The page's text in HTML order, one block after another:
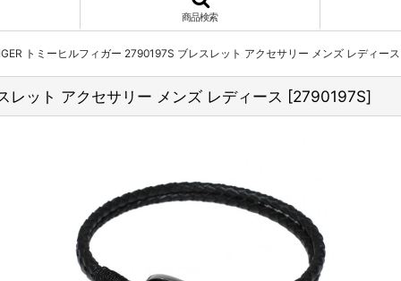
商品検索
トミーヒルフィガー 2790197S ブレスレット アクセサリー メンズ レディース
ット アクセサリー メンズ レディース [2790197S]